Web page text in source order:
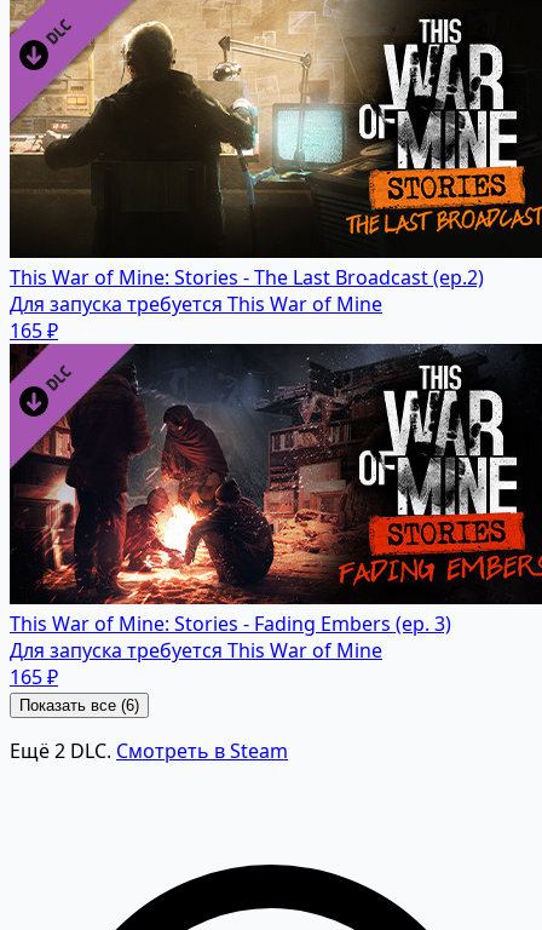
This War of Mine: Stories - The Last Broadcast (ep.2)
Для запуска требуется This War of Mine
165 ₽
This War of Mine: Stories - Fading Embers (ep. 3)
Для запуска требуется This War of Mine
165 ₽
Показать все (6)
Ещё 2 DLC. Смотреть в Steam